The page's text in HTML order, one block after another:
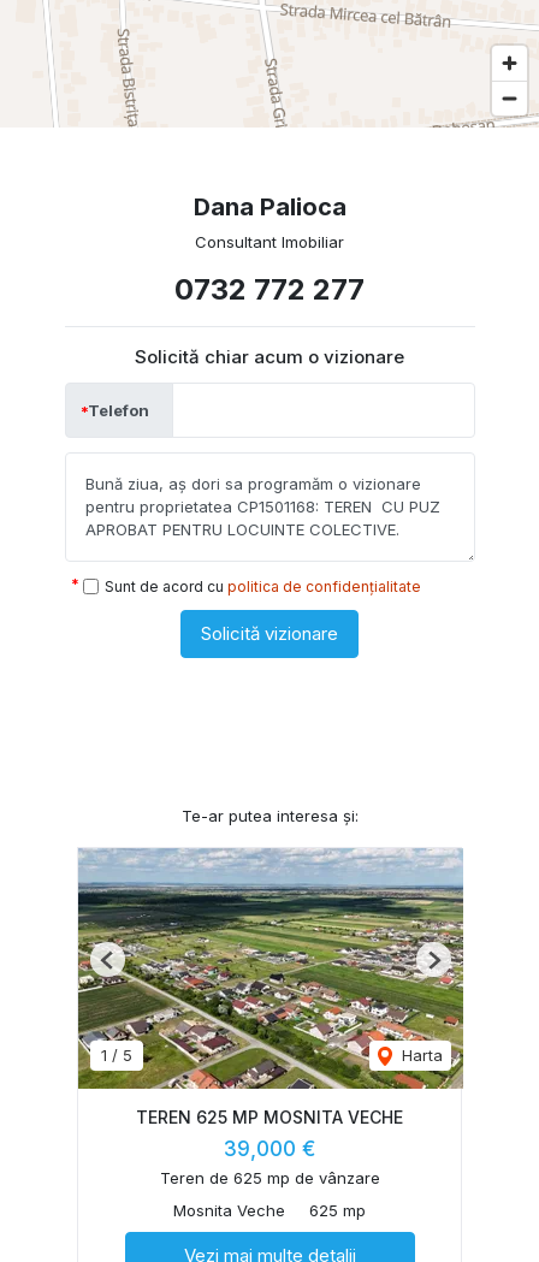
Dana Palioca
Consultant Imobiliar
0732 772 277
Solicită chiar acum o vizionare
Telefon
Sunt de acord cu politica de confidențialitate
Solicită vizionare
Te-ar putea interesa și:
1 / 5 Harta
Previous Next
TEREN 625 MP MOSNITA VECHE
39,000 €
Teren de 625 mp de vânzare
Mosnita Veche
625 mp
Vezi mai multe detalii